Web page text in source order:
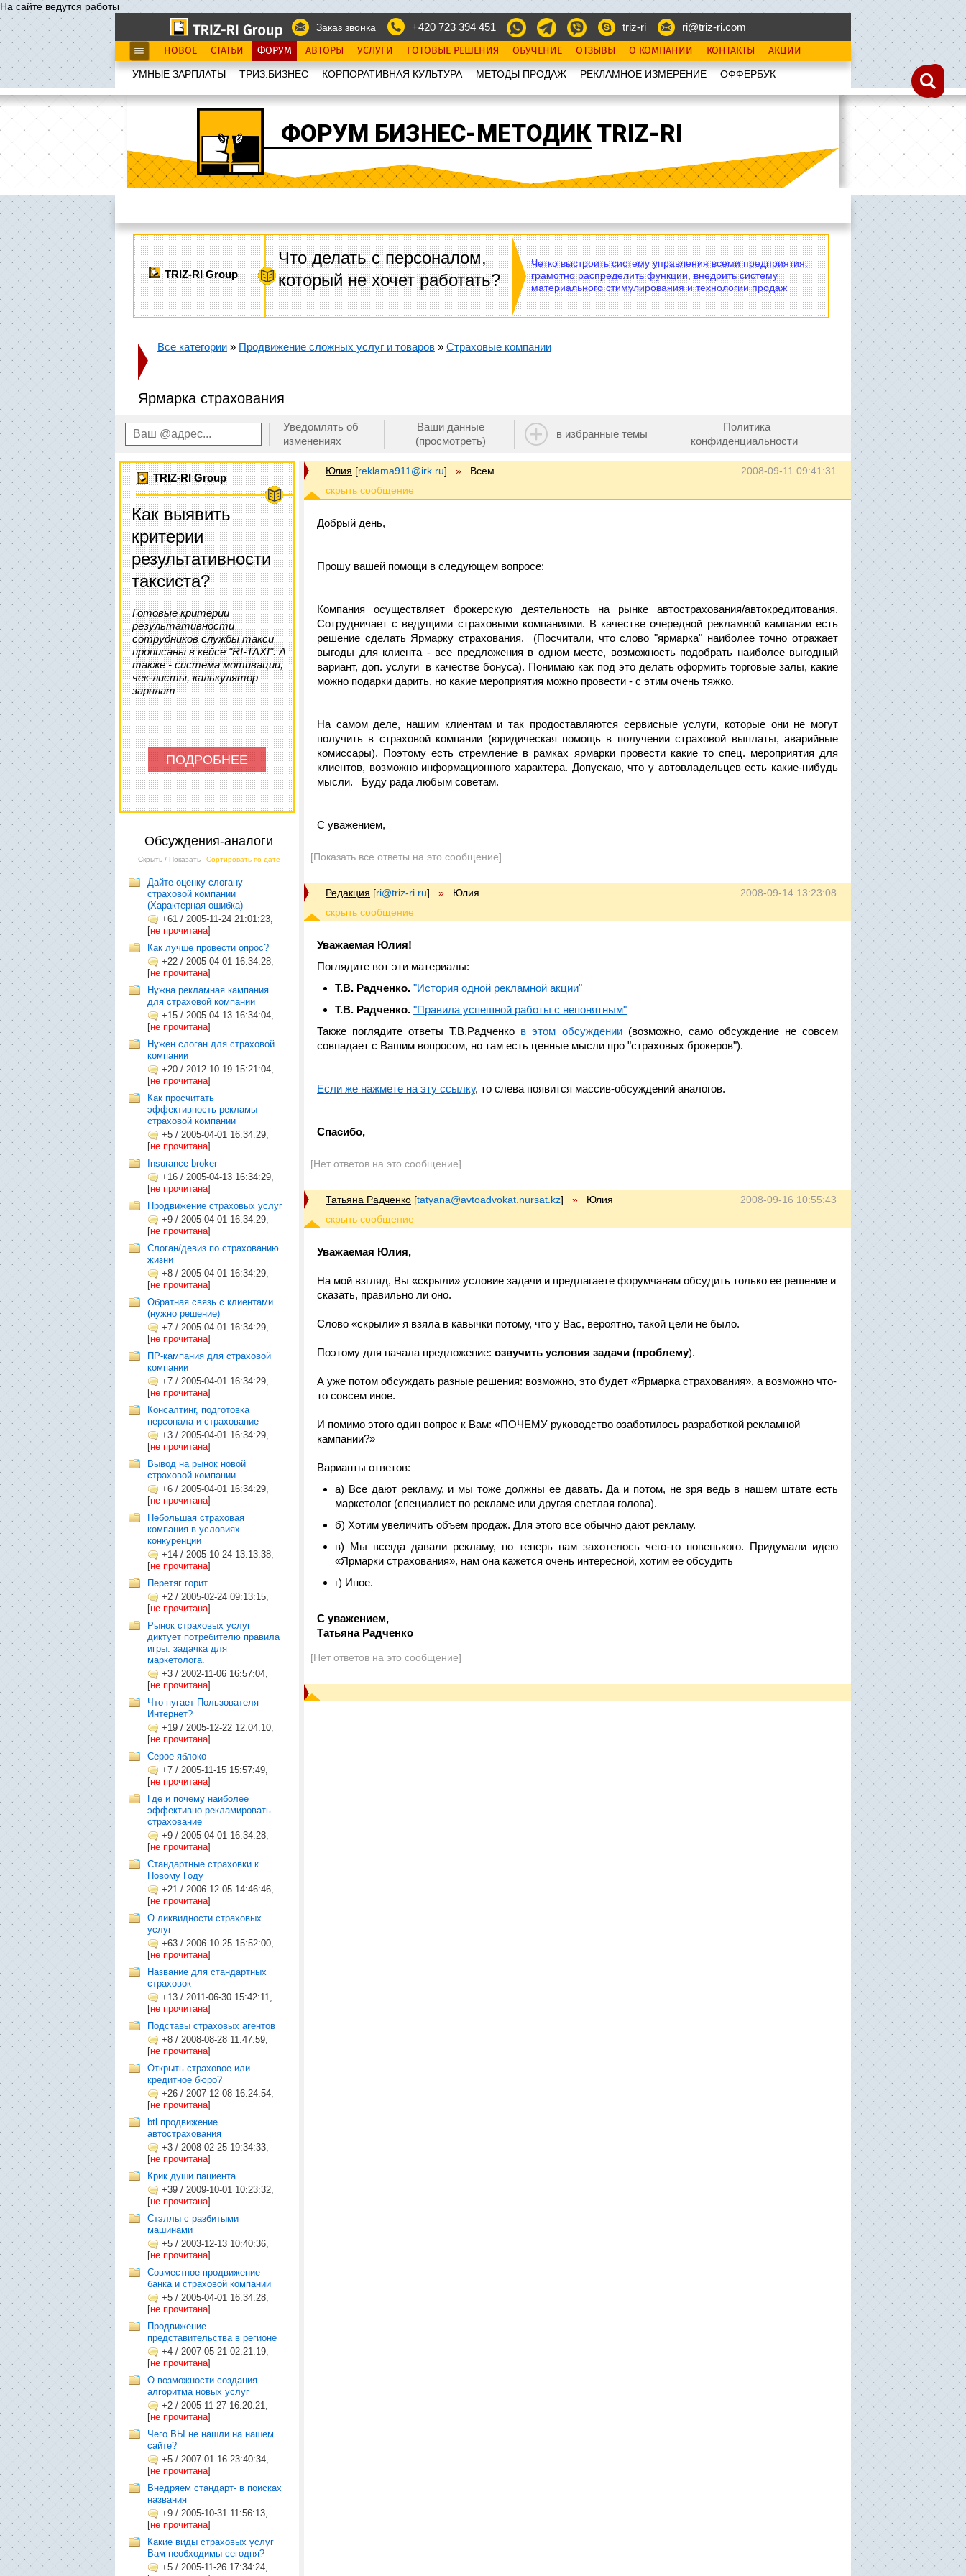
На сайте ведутся работы
Заказ звонка
+420 723 394 451 triz-ri ri@triz-ri.com
НОВОЕ СТАТЬИ ФОРУМ АВТОРЫ УСЛУГИ ГОТОВЫЕ РЕШЕНИЯ ОБУЧЕНИЕ ОТЗЫВЫ О КОМПАНИИ КОНТАКТЫ АКЦИИ
УМНЫЕ ЗАРПЛАТЫ ТРИЗ.БИЗНЕС КОРПОРАТИВНАЯ КУЛЬТУРА МЕТОДЫ ПРОДАЖ РЕКЛАМНОЕ ИЗМЕРЕНИЕ OФФЕРБУК
ФОРУМ БИЗНЕС-МЕТОДИК TRIZ-RI
TRIZ-RI Group
Что делать с персоналом,
который не хочет работать?
Четко выстроить систему управления всеми предприятия:
грамотно распределить функции, внедрить систему
материального стимулирования и технологии продаж
Все категории » Продвижение сложных услуг и товаров » Страховые компании
Ярмарка страхования
Уведомлять об
изменениях
Ваши данные
(просмотреть)
в избранные темы
Политика
конфиденциальности
TRIZ-RI Group
Как выявить
критерии
результативности
таксиста?
Готовые критерии
результативности
сотрудников службы такси
прописаны в кейсе "RI-TAXI". А
также - система мотивации,
чек-листы, калькулятор
зарплат
ПОДРОБНЕЕ
Обсуждения-аналоги
Скрыть / Показать Сортировать по дате
Дайте оценку слогану
страховой компании
(Характерная ошибка)
+61 / 2005-11-24 21:01:23,
[не прочитана]
Как лучше провести опрос?
+22 / 2005-04-01 16:34:28,
[не прочитана]
Нужна рекламная кампания
для страховой компании
+15 / 2005-04-13 16:34:04,
[не прочитана]
Нужен слоган для страховой
компании
+20 / 2012-10-19 15:21:04,
[не прочитана]
Как просчитать
эффективность рекламы
страховой компании
+5 / 2005-04-01 16:34:29,
[не прочитана]
Insurance broker
+16 / 2005-04-13 16:34:29,
[не прочитана]
Продвижение страховых услуг
+9 / 2005-04-01 16:34:29,
[не прочитана]
Слоган/девиз по страхованию
жизни
+8 / 2005-04-01 16:34:29,
[не прочитана]
Обратная связь с клиентами
(нужно решение)
+7 / 2005-04-01 16:34:29,
[не прочитана]
ПР-кампания для страховой
компании
+7 / 2005-04-01 16:34:29,
[не прочитана]
Консалтинг, подготовка
персонала и страхование
+3 / 2005-04-01 16:34:29,
[не прочитана]
Вывод на рынок новой
страховой компании
+6 / 2005-04-01 16:34:29,
[не прочитана]
Небольшая страховая
компания в условиях
конкуренции
+14 / 2005-10-24 13:13:38,
[не прочитана]
Перетяг горит
+2 / 2005-02-24 09:13:15,
[не прочитана]
Рынок страховых услуг
диктует потребителю правила
игры. задачка для
маркетолога.
+3 / 2002-11-06 16:57:04,
[не прочитана]
Что пугает Пользователя
Интернет?
+19 / 2005-12-22 12:04:10,
[не прочитана]
Серое яблоко
+7 / 2005-11-15 15:57:49,
[не прочитана]
Где и почему наиболее
эффективно рекламировать
страхование
+9 / 2005-04-01 16:34:28,
[не прочитана]
Стандартные страховки к
Новому Году
+21 / 2006-12-05 14:46:46,
[не прочитана]
О ликвидности страховых
услуг
+63 / 2006-10-25 15:52:00,
[не прочитана]
Название для стандартных
страховок
+13 / 2011-06-30 15:42:11,
[не прочитана]
Подставы страховых агентов
+8 / 2008-08-28 11:47:59,
[не прочитана]
Открыть страховое или
кредитное бюро?
+26 / 2007-12-08 16:24:54,
[не прочитана]
btl продвижение
автострахования
+3 / 2008-02-25 19:34:33,
[не прочитана]
Крик души пациента
+39 / 2009-10-01 10:23:32,
[не прочитана]
Стэллы с разбитыми
машинами
+5 / 2003-12-13 10:40:36,
[не прочитана]
Совместное продвижение
банка и страховой компании
+5 / 2005-04-01 16:34:28,
[не прочитана]
Продвижение
представительства в регионе
+4 / 2007-05-21 02:21:19,
[не прочитана]
О возможности создания
алгоритма новых услуг
+2 / 2005-11-27 16:20:21,
[не прочитана]
Чего ВЫ не нашли на нашем
сайте?
+5 / 2007-01-16 23:40:34,
[не прочитана]
Внедряем стандарт- в поисках
названия
+9 / 2005-10-31 11:56:13,
[не прочитана]
Какие виды страховых услуг
Вам необходимы сегодня?
+5 / 2005-11-26 17:34:24,
2008-09-11 09:41:31
Юлия [reklama911@irk.ru] » Всем
Добрый день,
Прошу вашей помощи в следующем вопросе:
Компания осуществляет брокерскую деятельность на рынке автострахования/автокредитования.
Сотрудничает с ведущими страховыми компаниями. В качестве очередной рекламной кампании есть
решение сделать Ярмарку страхования. (Посчитали, что слово "ярмарка" наиболее точно отражает
выгоды для клиента - все предложения в одном месте, возможность подобрать наиболее выгодный
вариант, доп. услуги в качестве бонуса). Понимаю как под это делать оформить торговые залы, какие
можно подарки дарить, но какие мероприятия можно провести - с этим очень тяжко.
На самом деле, нашим клиентам и так продоставляются сервисные услуги, которые они не могут
получить в страховой компании (юридическая помощь в получении страховой выплаты, аварийные
комиссары). Поэтому есть стремление в рамках ярмарки провести какие то спец. мероприятия для
клиентов, возможно информационного характера. Допускаю, что у автовладельцев есть какие-нибудь
мысли. Буду рада любым советам.
С уважением,
[Показать все ответы на это сообщение]
2008-09-14 13:23:08
Редакция [ri@triz-ri.ru] » Юлия
Уважаемая Юлия!
Поглядите вот эти материалы:
Т.В. Радченко. "История одной рекламной акции"
Т.В. Радченко. "Правила успешной работы с непонятным"
Также поглядите ответы Т.В.Радченко в этом обсуждении(возможно, само обсуждение не совсем
совпадает с Вашим вопросом, но там есть ценные мысли про "страховых брокеров").
Если же нажмете на эту ссылку, то слева появится массив-обсуждений аналогов.
Спасибо,
[Нет ответов на это сообщение]
2008-09-16 10:55:43
Татьяна Радченко [tatyana@avtoadvokat.nursat.kz] » Юлия
Уважаемая Юлия,
На мой взгляд, Вы «скрыли» условие задачи и предлагаете форумчанам обсудить только ее решение и
сказать, правильно ли оно.
Слово «скрыли» я взяла в кавычки потому, что у Вас, вероятно, такой цели не было.
Поэтому для начала предложение: озвучить условия задачи (проблему).
А уже потом обсуждать разные решения: возможно, это будет «Ярмарка страхования», а возможно что-
то совсем иное.
И помимо этого один вопрос к Вам: «ПОЧЕМУ руководство озаботилось разработкой рекламной
кампании?»
Варианты ответов:
а) Все дают рекламу, и мы тоже должны ее давать. Да и потом, не зря ведь в нашем штате есть
маркетолог (специалист по рекламе или другая светлая голова).
б) Хотим увеличить объем продаж. Для этого все обычно дают рекламу.
в) Мы всегда давали рекламу, но теперь нам захотелось чего-то новенького. Придумали идею
«Ярмарки страхования», нам она кажется очень интересной, хотим ее обсудить
г) Иное.
С уважением,
Татьяна Радченко
[Нет ответов на это сообщение]